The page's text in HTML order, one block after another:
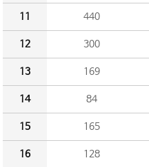
11 440
12 300
13 169
14 84
15 165
16 128